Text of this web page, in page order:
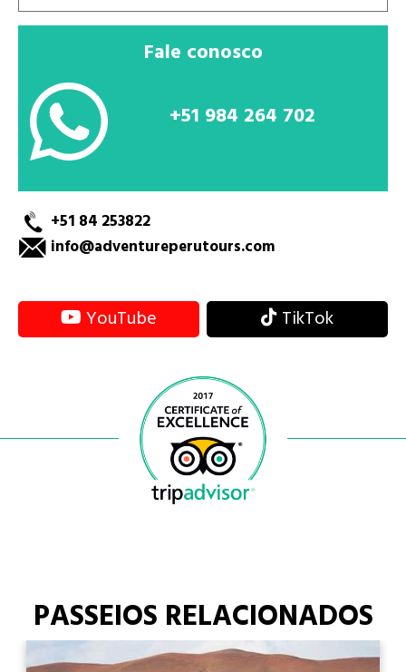
Fale conosco
+51 984 264 702
+51 84 253822
info@adventureperutours.com
YouTube TikTok
PASSEIOS RELACIONADOS